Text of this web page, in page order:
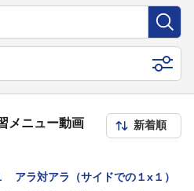
メニュー動画
アラ対アラ（サイドでの１x１）